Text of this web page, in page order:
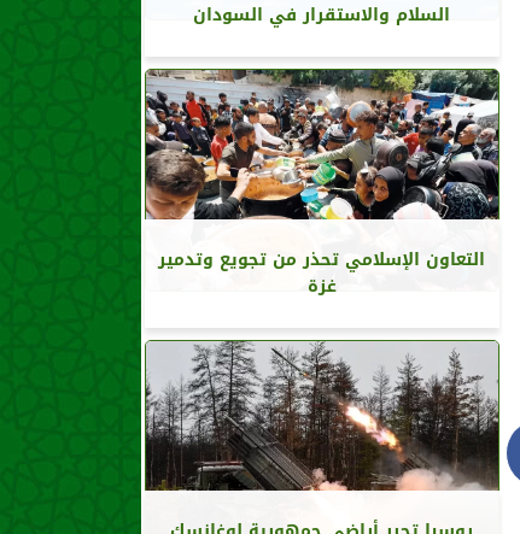
السلام والاستقرار في السودان
التعاون الإسلامي تحذر من تجويع وتدمير
غزة